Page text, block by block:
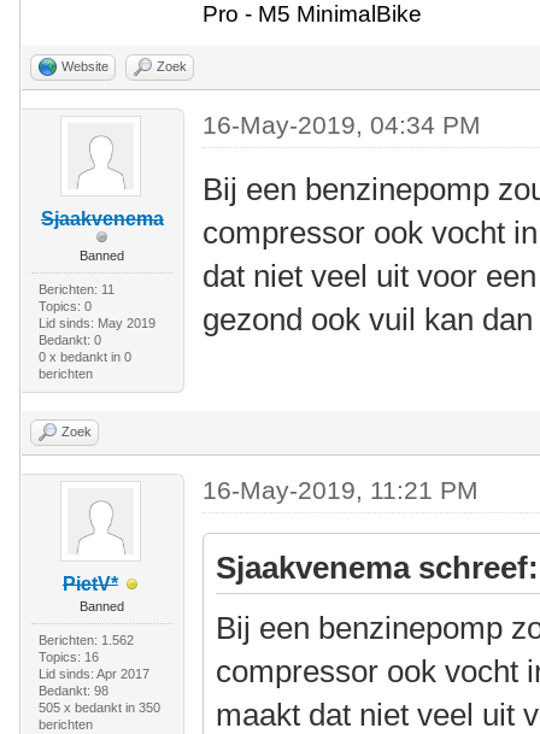
Pro - M5 MinimalBike
Website Zoek
Sjaakvenema
Banned
Berichten: 11
Topics: 0
Lid sinds: May 2019
Bedankt: 0
0 x bedankt in 0
berichten
16-May-2019, 04:34 PM
Bij een benzinepomp
compressor ook vocht
dat niet veel uit voor
gezond ook vuil kan
Zoek
PietV*
Banned
Berichten: 1.562
Topics: 16
Lid sinds: Apr 2017
Bedankt: 98
505 x bedankt in 350
berichten
16-May-2019, 11:21 PM
Sjaakvenema schreef:
Bij een benzinepomp
compressor ook vocht
maakt dat niet veel uit